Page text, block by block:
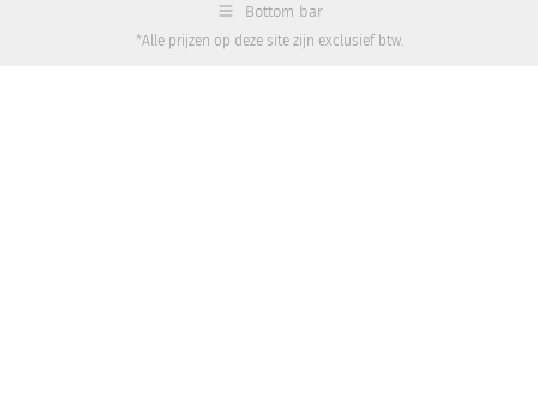
Bottom bar
*Alle prijzen op deze site zijn exclusief btw.